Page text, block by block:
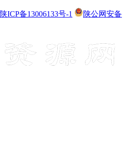
陕ICP备13006133号-1
陕公网安备